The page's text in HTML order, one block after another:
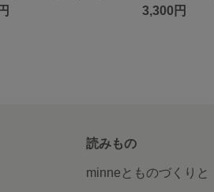
3,300円
読みもの
minneとものづくりと